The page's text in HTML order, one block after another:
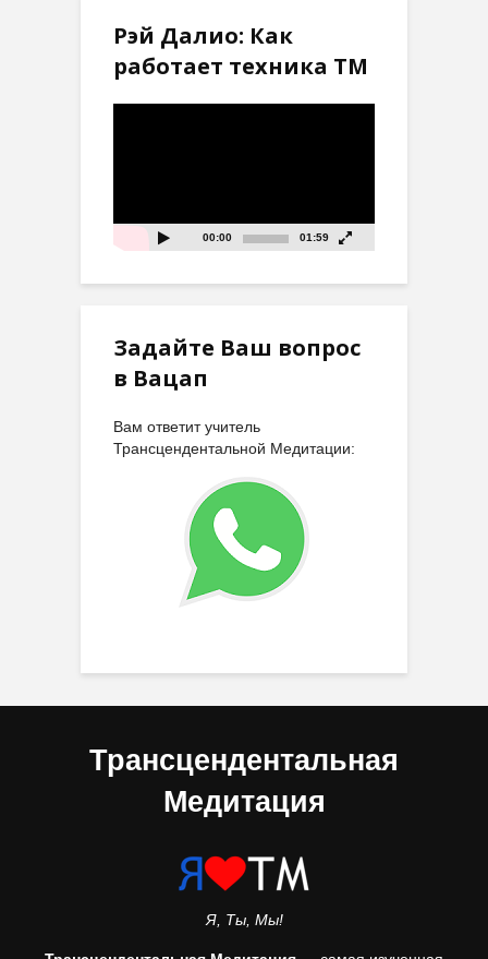
Рэй Далио: Как
работает техника ТМ
00:00 01:59
Задайте Ваш вопрос
в Вацап
Вам ответит учитель
Трансцендентальной Медитации:
Трансцендентальная
Медитация
Я, Ты, Мы!